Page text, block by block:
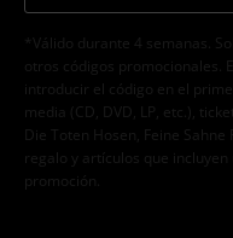
*Válido durante 4 semanas.
otros códigos promocionales.
introducir el código en el
media (CD, DVD, LP, etc.),
Die Toten Hosen, Feine
regalo y artículos que incluyen
promoción.